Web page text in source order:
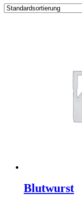
Blutwurst